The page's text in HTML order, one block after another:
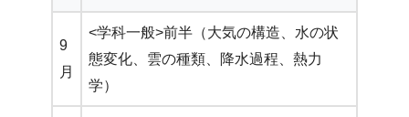
9
月
<学科一般>前半（大気の構造、水の状
態変化、雲の種類、降水過程、熱力
学）